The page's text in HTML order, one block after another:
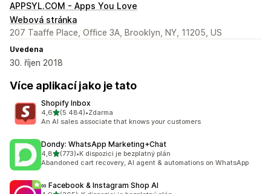
APPSYL.COM - Apps You Love
Webová stránka
207 Taaffe Place, Office 3A, Brooklyn, NY, 11205, US
Uvedena
30. říjen 2018
Více aplikací jako je tato
Shopify Inbox
4,6z 5 hvězd
(5 484)
Celkový počet recenzí: 5484
•Zdarma
An AI sales associate that knows your customers
Dondy: WhatsApp Marketing+Chat
4,8z 5 hvězd
(773)
Celkový počet recenzí: 773
•K dispozici je bezplatný plán
Abandoned cart recovery, AI agent & automations on WhatsApp
∞ Facebook & Instagram Shop AI